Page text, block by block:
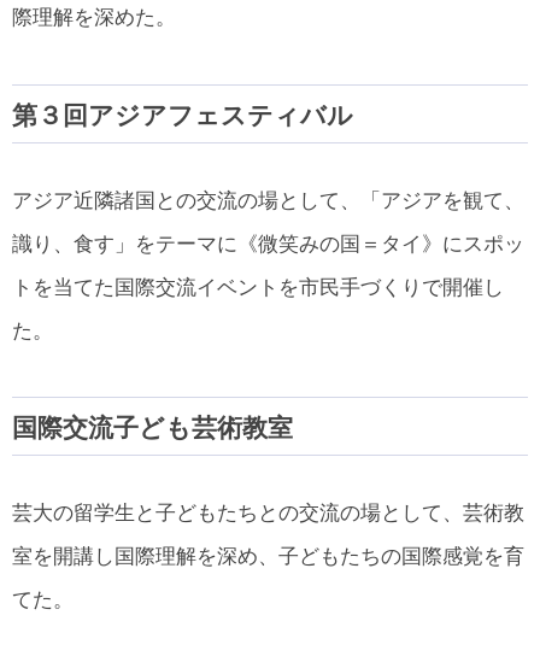
際理解を深めた。
第３回アジアフェスティバル
アジア近隣諸国との交流の場として、「アジアを観て、
識り、食す」をテーマに《微笑みの国＝タイ》にスポッ
トを当てた国際交流イベントを市民手づくりで開催し
た。
国際交流子ども芸術教室
芸大の留学生と子どもたちとの交流の場として、芸術教
室を開講し国際理解を深め、子どもたちの国際感覚を育
てた。